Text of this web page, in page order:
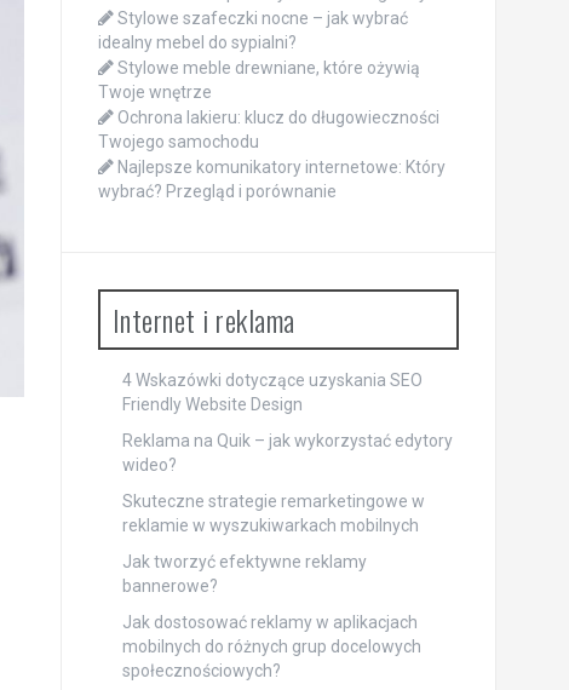
Stylowe szafeczki nocne – jak wybrać
idealny mebel do sypialni?
Stylowe meble drewniane, które ożywią
Twoje wnętrze
Ochrona lakieru: klucz do długowieczności
Twojego samochodu
Najlepsze komunikatory internetowe: Który
wybrać? Przegląd i porównanie
Internet i reklama
4 Wskazówki dotyczące uzyskania SEO
Friendly Website Design
Reklama na Quik – jak wykorzystać edytory
wideo?
Skuteczne strategie remarketingowe w
reklamie w wyszukiwarkach mobilnych
Jak tworzyć efektywne reklamy
bannerowe?
Jak dostosować reklamy w aplikacjach
mobilnych do różnych grup docelowych
społecznościowych?